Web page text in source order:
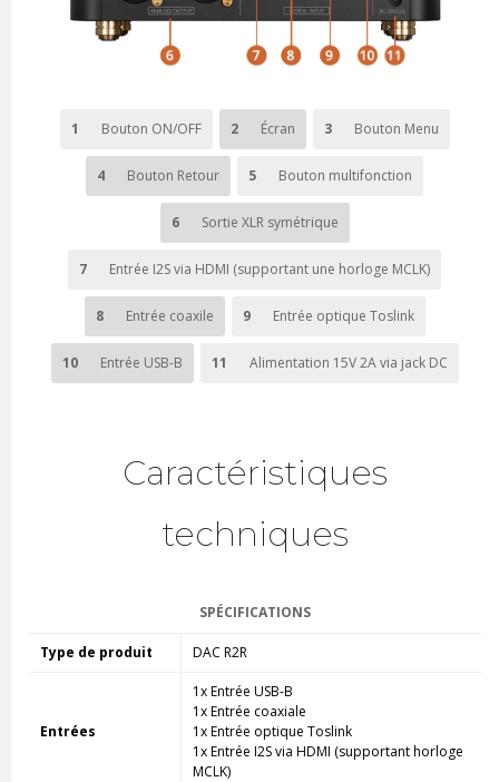
1 Bouton ON/OFF 2 Écran 3 Bouton Menu
4 Bouton Retour 5 Bouton multifonction
6 Sortie XLR symétrique
7 Entrée I2S via HDMI (supportant une horloge MCLK)
8 Entrée coaxile 9 Entrée optique Toslink
10 Entrée USB-B 11 Alimentation 15V 2A via jack DC
Caractéristiques
techniques
SPÉCIFICATIONS
Type de produit DAC R2R
Entrées
1x Entrée USB-B
1x Entrée coaxiale
1x Entrée optique Toslink
1x Entrée I2S via HDMI (supportant horloge
MCLK)